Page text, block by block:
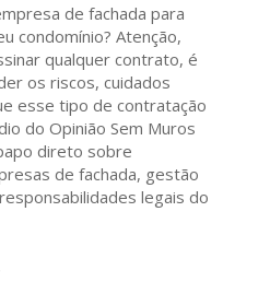
de fachada para
condomínio? Atenção,
qualquer contrato, é
os riscos, cuidados
esse tipo de contratação
do Opinião Sem Muros
direto sobre
de fachada, gestão
legais do